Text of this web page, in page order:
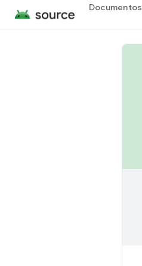
Documentos